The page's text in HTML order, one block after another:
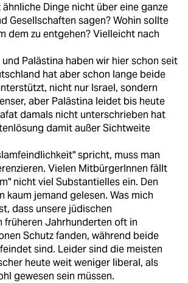
ähnliche Dinge nicht über eine ganze
Gesellschaften sagen? Wohin sollte
dem zu entgehen? Vielleicht nach
und Palästina haben wir hier schon seit
hat aber schon lange beide
nicht nur Israel, sondern
aber Palästina leidet bis heute
damals nicht unterschrieben hat
damit außer Sichtweite
spricht, muss man
Vielen MitbürgerInnen fällt
nicht viel Substantielles ein. Den
kaum jemand gelesen. Was mich
dass unsere jüdischen
früheren Jahrhunderten oft in
Schutz fanden, während beide
sind. Leider sind die meisten
heute weit weniger liberal, als
gewesen sein müssen.